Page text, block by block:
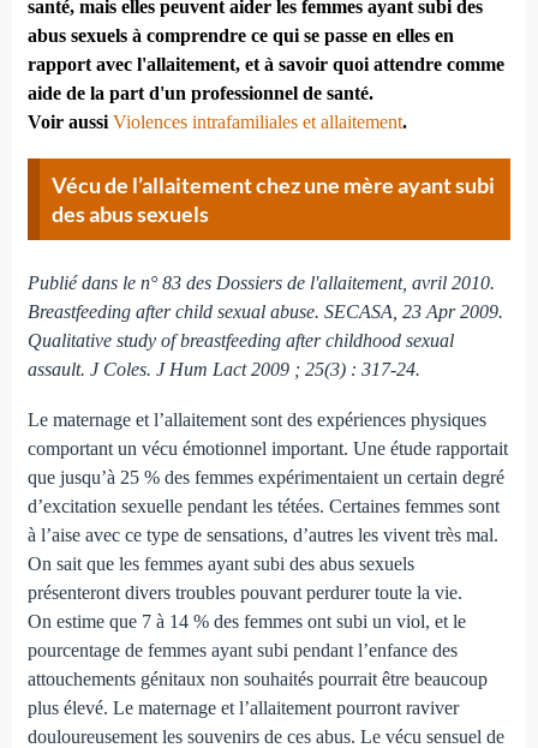
santé, mais elles peuvent aider les femmes ayant subi des
abus sexuels à comprendre ce qui se passe en elles en
rapport avec l'allaitement, et à savoir quoi attendre comme
aide de la part d'un professionnel de santé.
Voir aussi Violences intrafamiliales et allaitement.
Vécu de l’allaitement chez une mère ayant subi
des abus sexuels
Publié dans le n° 83 des Dossiers de l'allaitement, avril 2010.
Breastfeeding after child sexual abuse. SECASA, 23 Apr 2009.
Qualitative study of breastfeeding after childhood sexual
assault. J Coles. J Hum Lact 2009 ; 25(3) : 317-24.
Le maternage et l’allaitement sont des expériences physiques
comportant un vécu émotionnel important. Une étude rapportait
que jusqu’à 25 % des femmes expérimentaient un certain degré
d’excitation sexuelle pendant les tétées. Certaines femmes sont
à l’aise avec ce type de sensations, d’autres les vivent très mal.
On sait que les femmes ayant subi des abus sexuels
présenteront divers troubles pouvant perdurer toute la vie.
On estime que 7 à 14 % des femmes ont subi un viol, et le
pourcentage de femmes ayant subi pendant l’enfance des
attouchements génitaux non souhaités pourrait être beaucoup
plus élevé. Le maternage et l’allaitement pourront raviver
douloureusement les souvenirs de ces abus. Le vécu sensuel de